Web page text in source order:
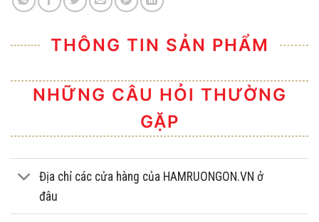
THÔNG TIN SẢN PHẨM
NHỮNG CÂU HỎI THƯỜNG
GẶP
Địa chỉ các cửa hàng của HAMRUONGON.VN ở
đâu